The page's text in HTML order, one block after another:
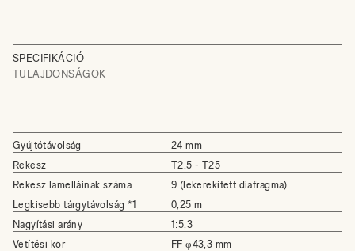
SPECIFIKÁCIÓ
TULAJDONSÁGOK
Gyújtótávolság
24 mm
Rekesz
T2.5 - T25
Rekesz lamelláinak száma
9 (lekerekített diafragma)
Legkisebb tárgytávolság *1
0,25 m
Nagyítási arány
1:5,3
Vetítési kör
FF φ43,3 mm